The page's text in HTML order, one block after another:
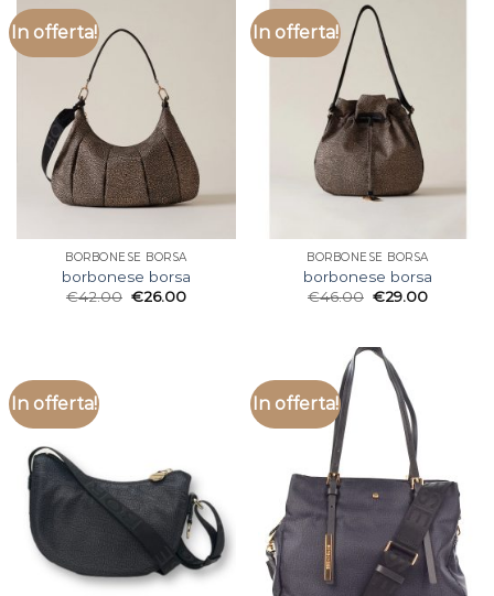
In offerta!
BORBONESE BORSA
borbonese borsa
€42.00 €26.00
In offerta!
BORBONESE BORSA
borbonese borsa
€46.00 €29.00
In offerta! In offerta!